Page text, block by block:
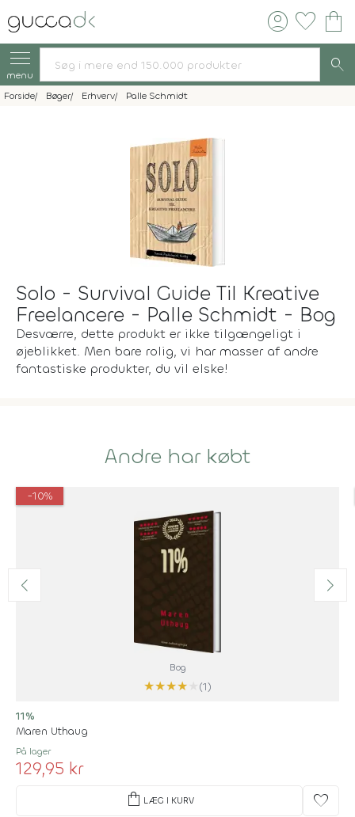
account_circle favorite shopping_bag
menu search
Forside Bøger Erhverv Palle Schmidt
Solo - Survival Guide Til Kreative
Freelancere - Palle Schmidt - Bog
Desværre, dette produkt er ikke tilgængeligt i
øjeblikket. Men bare rolig, vi har masser af andre
fantastiske produkter, du vil elske!
Andre har købt
-10%
Bog
★★★★
(1)
11%
Maren Uthaug
På lager
129,95 kr
shopping_bag LÆG I KURV favorite